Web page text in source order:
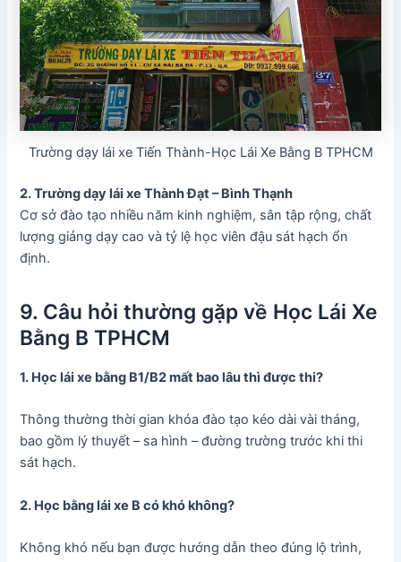
Trường dạy lái xe Tiến Thành-Học Lái Xe Bằng B TPHCM
2. Trường dạy lái xe Thành Đạt – Bình Thạnh
Cơ sở đào tạo nhiều năm kinh nghiệm, sân tập rộng, chất
lượng giảng dạy cao và tỷ lệ học viên đậu sát hạch ổn
định.
9. Câu hỏi thường gặp về Học Lái Xe
Bằng B TPHCM
1. Học lái xe bằng B1/B2 mất bao lâu thì được thi?
Thông thường thời gian khóa đào tạo kéo dài vài tháng,
bao gồm lý thuyết – sa hình – đường trường trước khi thi
sát hạch.
2. Học bằng lái xe B có khó không?
Không khó nếu bạn được hướng dẫn theo đúng lộ trình,